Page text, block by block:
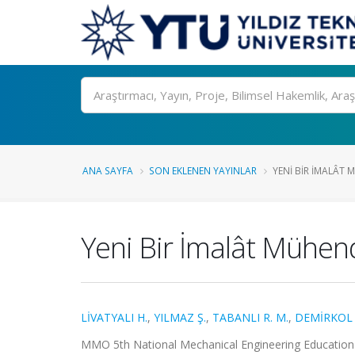
Ara
ANA SAYFA SON EKLENEN YAYINLAR YENI BIR İMALÂT
Yeni Bir İmalât
LİVATYALI H., YILMAZ Ş., TABANLI R. M.,
MMO 5th National Mechanical Engineering